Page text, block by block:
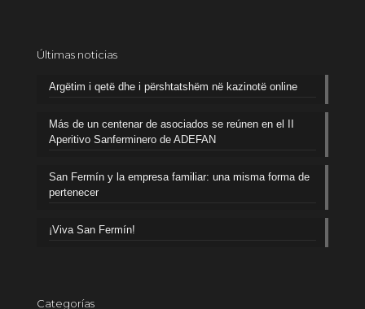
Últimas noticias
Argëtim i qetë dhe i përshtatshëm në kazinotë online
Más de un centenar de asociados se reúnen en el II
Aperitivo Sanferminero de ADEFAN
San Fermín y la empresa familiar: una misma forma de
pertenecer
¡Viva San Fermín!
Categorías